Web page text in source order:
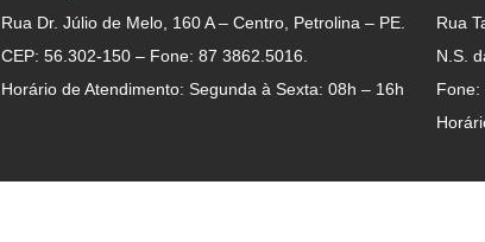
Rua Dr. Júlio de Melo, 160 A – Centro, Petrolina – PE.
CEP: 56.302-150 – Fone: 87 3862.5016.
Horário de Atendimento: Segunda à Sexta: 08h – 16h
Rua
N.S.
Fone: